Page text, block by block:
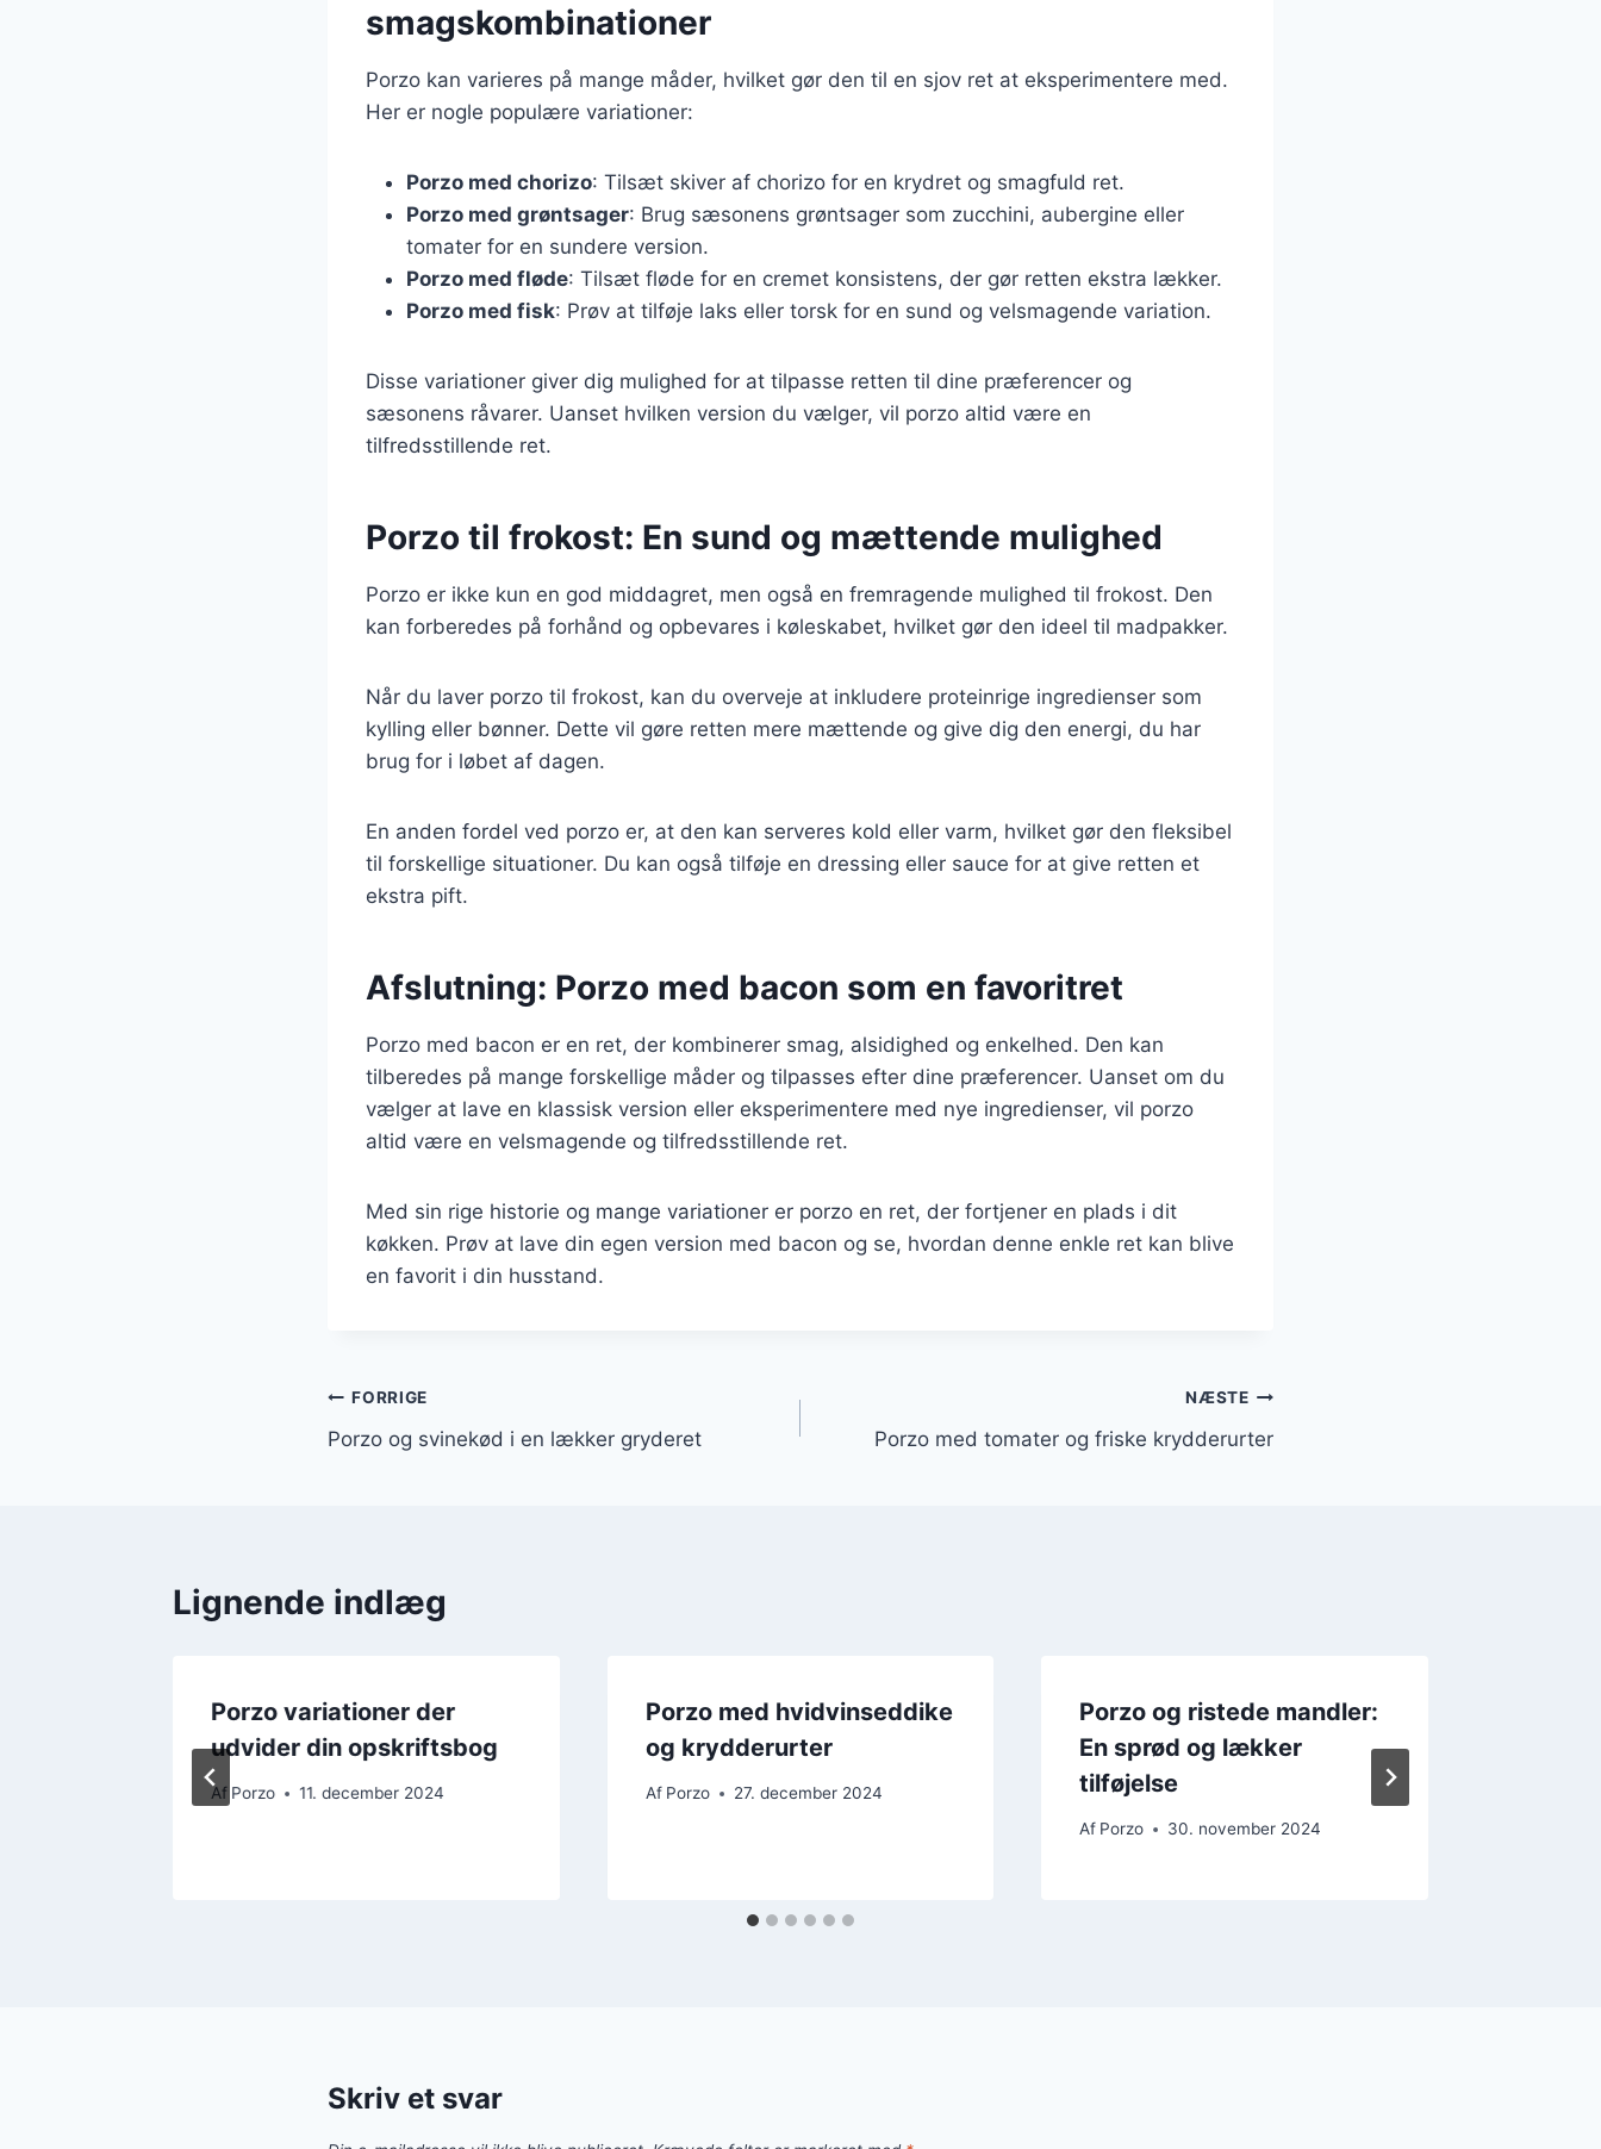
smagskombinationer
Porzo kan varieres på mange måder, hvilket gør den til en sjov ret at eksperimentere med.
Her er nogle populære variationer:
Porzo med chorizo: Tilsæt skiver af chorizo for en krydret og smagfuld ret.
Porzo med grøntsager: Brug sæsonens grøntsager som zucchini, aubergine eller
tomater for en sundere version.
Porzo med fløde: Tilsæt fløde for en cremet konsistens, der gør retten ekstra lækker.
Porzo med fisk: Prøv at tilføje laks eller torsk for en sund og velsmagende variation.
Disse variationer giver dig mulighed for at tilpasse retten til dine præferencer og
sæsonens råvarer. Uanset hvilken version du vælger, vil porzo altid være en
tilfredsstillende ret.
Porzo til frokost: En sund og mættende mulighed
Porzo er ikke kun en god middagret, men også en fremragende mulighed til frokost. Den
kan forberedes på forhånd og opbevares i køleskabet, hvilket gør den ideel til madpakker.
Når du laver porzo til frokost, kan du overveje at inkludere proteinrige ingredienser som
kylling eller bønner. Dette vil gøre retten mere mættende og give dig den energi, du har
brug for i løbet af dagen.
En anden fordel ved porzo er, at den kan serveres kold eller varm, hvilket gør den fleksibel
til forskellige situationer. Du kan også tilføje en dressing eller sauce for at give retten et
ekstra pift.
Afslutning: Porzo med bacon som en favoritret
Porzo med bacon er en ret, der kombinerer smag, alsidighed og enkelhed. Den kan
tilberedes på mange forskellige måder og tilpasses efter dine præferencer. Uanset om du
vælger at lave en klassisk version eller eksperimentere med nye ingredienser, vil porzo
altid være en velsmagende og tilfredsstillende ret.
Med sin rige historie og mange variationer er porzo en ret, der fortjener en plads i dit
køkken. Prøv at lave din egen version med bacon og se, hvordan denne enkle ret kan blive
en favorit i din husstand.
Indlægsnavigation
FORRIGE
Porzo og svinekød i en lækker gryderet
NÆSTE
Porzo med tomater og friske krydderurter
Lignende indlæg
Porzo variationer der
udvider din opskriftsbog
Af Porzo 11. december 2024
Porzo med hvidvinseddike
og krydderurter
Af Porzo 27. december 2024
Porzo og ristede mandler:
En sprød og lækker
tilføjelse
Af Porzo 30. november 2024
Skriv et svar